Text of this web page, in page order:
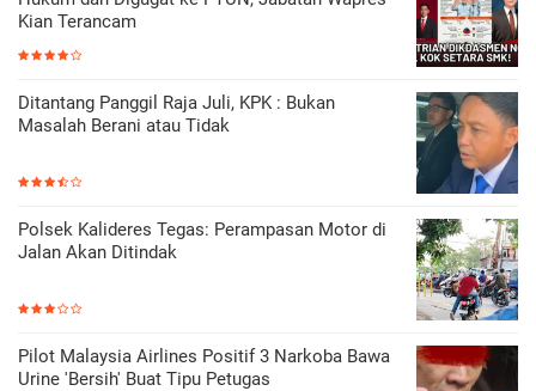
Kian Terancam
Ditantang Panggil Raja Juli, KPK : Bukan
Masalah Berani atau Tidak
Polsek Kalideres Tegas: Perampasan Motor di
Jalan Akan Ditindak
Pilot Malaysia Airlines Positif 3 Narkoba Bawa
Urine 'Bersih' Buat Tipu Petugas